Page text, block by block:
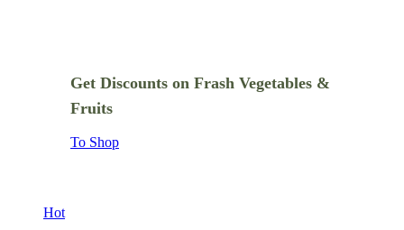
Get Discounts on Frash Vegetables &
Fruits
To Shop
Hot